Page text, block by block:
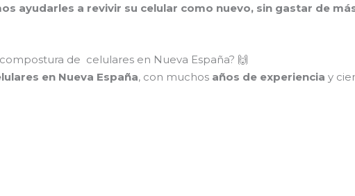
ayudarles a revivir su celular como nuevo, sin gastar de
de celulares en Nueva España? 🙌
en Nueva España, con muchos años de experiencia y